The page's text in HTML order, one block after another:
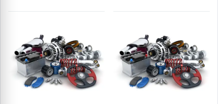
P307 P407 P607 Xsara